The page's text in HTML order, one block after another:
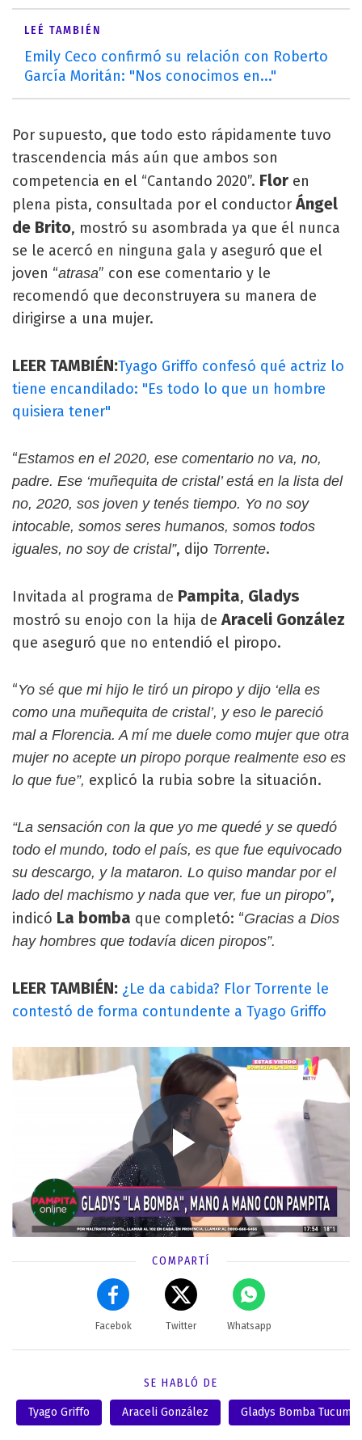
LEÉ TAMBIÉN
Emily Ceco confirmó su relación con Roberto
García Moritán: "Nos conocimos en..."
Por supuesto, que todo esto rápidamente tuvo
trascendencia más aún que ambos son
competencia en el “Cantando 2020”. Flor en
plena pista, consultada por el conductorÁngel
de Brito, mostró su asombrada ya que él nunca
se le acercó en ninguna gala y aseguró que el
joven “atrasa” con ese comentario y le
recomendó que deconstruyera su manera de
dirigirse a una mujer.
LEER TAMBIÉN:Tyago Griffo confesó qué actriz lo
tiene encandilado: "Es todo lo que un hombre
quisiera tener"
“Estamos en el 2020, ese comentario no va, no,
padre. Ese ‘muñequita de cristal’ está en la lista del
no, 2020, sos joven y tenés tiempo. Yo no soy
intocable, somos seres humanos, somos todos
iguales, no soy de cristal”, dijo Torrente.
Invitada al programa de Pampita, Gladys
mostró su enojo con la hija deAraceli González
que aseguró que no entendió el piropo.
“Yo sé que mi hijo le tiró un piropo y dijo ‘ella es
como una muñequita de cristal’, y eso le pareció
mal a Florencia. A mí me duele como mujer que otra
mujer no acepte un piropo porque realmente eso es
lo que fue”, explicó la rubia sobre la situación.
“La sensación con la que yo me quedé y se quedó
todo el mundo, todo el país, es que fue equivocado
su descargo, y la mataron. Lo quiso mandar por el
lado del machismo y nada que ver, fue un piropo”,
indicó La bomba que completó: “Gracias a Dios
hay hombres que todavía dicen piropos”.
LEER TAMBIÉN: ¿Le da cabida? Flor Torrente le
contestó de forma contundente a Tyago Griffo
COMPARTÍ
Facebok Twitter Whatsapp
SE HABLÓ DE
Tyago Griffo Araceli González Gladys Bomba